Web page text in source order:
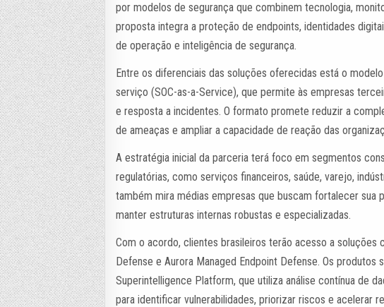
por modelos de segurança que combinem tecnologia,
proposta integra a proteção de endpoints, identidades
de operação e inteligência de segurança.
Entre os diferenciais das soluções oferecidas está o
serviço (SOC-as-a-Service), que permite às empresas
e resposta a incidentes. O formato promete reduzir a
de ameaças e ampliar a capacidade de reação das
A estratégia inicial da parceria terá foco em segmentos
regulatórias, como serviços financeiros, saúde, varejo,
também mira médias empresas que buscam fortalecer sua
manter estruturas internas robustas e especializadas.
Com o acordo, clientes brasileiros terão acesso a soluções
Defense e Aurora Managed Endpoint Defense. Os produtos
Superintelligence Platform, que utiliza análise contínua de
para identificar vulnerabilidades, priorizar riscos e acelerar